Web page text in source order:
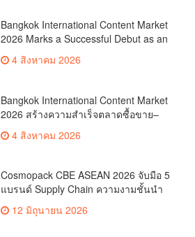
สุดพิเศษตลอดทัวร์นาเมนต์
Bangkok International Content Market
2026 Marks a Successful Debut as an
International Marketplace for Film and
Series Co-productionMore than 1,200
THB 2.2 Billion in Business
ValueReinforcing Thailand’s Position
as the “Content Hub of Asia”
4 สิงหาคม 2026
Bangkok International Content Market
2026 สร้างความสำเร็จตลาดซื้อขาย–
ระดับนานาชาติเกิดการเจรจาธุรกิจกว่า
ตอกย้ำไทยสู่ “Content Hub of Asia”
4 สิงหาคม 2026
Cosmopack CBE ASEAN 2026 จับมือ 5
แบรนด์ Supply Chain ความงามชั้นนำ
เดินเครื่องโรงงานผลิตเครื่องสำอาง
จำลอง “The Sunscreen Factory” ไฮไลต์
12 มิถุนายน 2026